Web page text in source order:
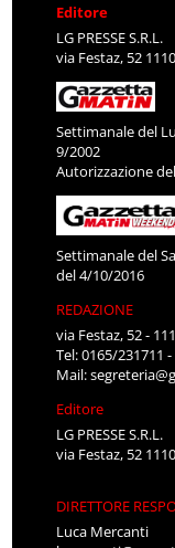
Editore
LG PRESSE S.R.L.
via Festaz, 52
Settimanale del
9/2002
Autorizzazione
Settimanale del
del 4/10/2016
REDAZIONE
via Festaz, 52 -
Tel: 0165/231711
Mail:
Editore
LG PRESSE S.R.L.
via Festaz, 52
DIRETTORE
Luca Mercanti